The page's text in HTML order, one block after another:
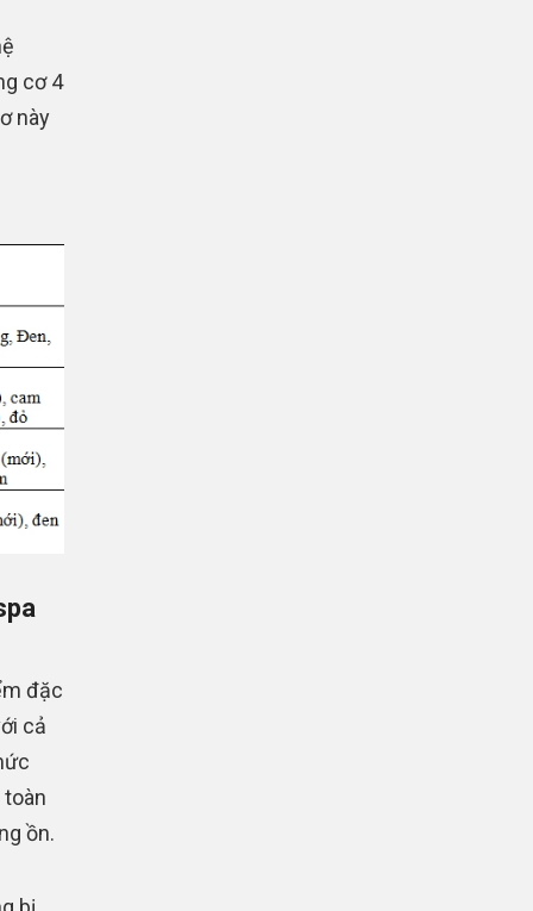
cơ 4
này
đặc
cả
ồn.